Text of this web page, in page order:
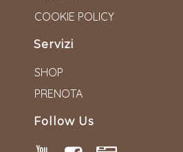
COOKIE POLICY
Servizi
SHOP
PRENOTA
Follow Us